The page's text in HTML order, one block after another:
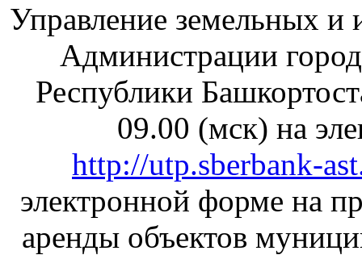
Управление земельных
Администрации
Республики
09.00 (мск) на
http://utp.sberbank-
электронной форме на
аренды объектов